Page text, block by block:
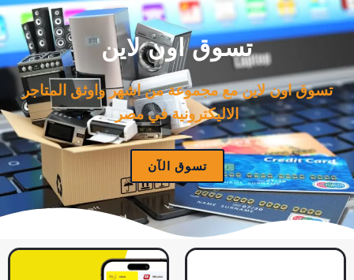
تسوق اون لاين
تسوق اون لاين مع مجموعة من اشهر واوثق المتاجر
الاليكترونية في مصر
تسوق الآن